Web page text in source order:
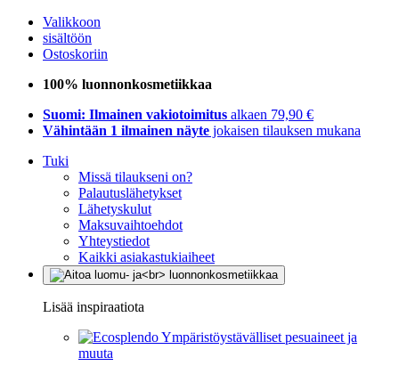
Valikkoon
sisältöön
Ostoskoriin
100% luonnonkosmetiikkaa
Suomi: Ilmainen vakiotoimitus alkaen 79,90 €
Vähintään 1 ilmainen näyte jokaisen tilauksen mukana
Tuki
Missä tilaukseni on?
Palautuslähetykset
Lähetyskulut
Maksuvaihtoehdot
Yhteystiedot
Kaikki asiakastukiaiheet
Lisää inspiraatiota
Ympäristöystävälliset pesuaineet ja
muuta